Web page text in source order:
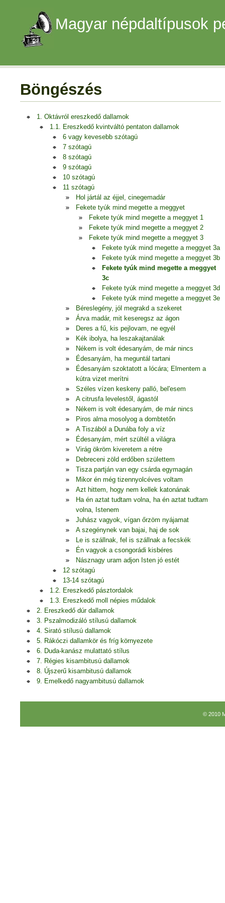
Magyar népdaltípusok
Böngészés
1. Oktávról ereszkedő dallamok
1.1. Ereszkedő kvintváltó pentaton dallamok
6 vagy kevesebb szótagú
7 szótagú
8 szótagú
9 szótagú
10 szótagú
11 szótagú
Hol jártál az éjjel, cinegemadár
Fekete tyúk mind megette a meggyet
Fekete tyúk mind megette a meggyet 1
Fekete tyúk mind megette a meggyet 2
Fekete tyúk mind megette a meggyet 3
Fekete tyúk mind megette a meggyet 3a
Fekete tyúk mind megette a meggyet 3b
Fekete tyúk mind megette a meggyet
3c
Fekete tyúk mind megette a meggyet 3d
Fekete tyúk mind megette a meggyet 3e
Béreslegény, jól megrakd a szekeret
Árva madár, mit keseregsz az ágon
Deres a fű, kis pejlovam, ne egyél
Kék ibolya, ha leszakajtanálak
Nékem is volt édesanyám, de már nincs
Édesanyám, ha meguntál tartani
Édesanyám szoktatott a lócára; Elmentem a
kútra vizet merítni
Széles vízen keskeny palló, bel'esem
A citrusfa levelestől, ágastól
Nékem is volt édesanyám, de már nincs
Piros alma mosolyog a dombtetőn
A Tiszából a Dunába foly a víz
Édesanyám, mért szültél a világra
Virág ökröm kiveretem a rétre
Debreceni zöld erdőben születtem
Tisza partján van egy csárda egymagán
Mikor én még tizennyolcéves voltam
Azt hittem, hogy nem kellek katonának
Ha én aztat tudtam volna, ha én aztat tudtam
volna, Istenem
Juhász vagyok, vígan őrzöm nyájamat
A szegénynek van bajai, haj de sok
Le is szállnak, fel is szállnak a fecskék
Én vagyok a csongorádi kisbéres
Násznagy uram adjon Isten jó estét
12 szótagú
13-14 szótagú
1.2. Ereszkedő pásztordalok
1.3. Ereszkedő moll népies műdalok
2. Ereszkedő dúr dallamok
3. Pszalmodizáló stílusú dallamok
4. Sirató stílusú dallamok
5. Rákóczi dallamkör és fríg környezete
6. Duda-kanász mulattató stílus
7. Régies kisambitusú dallamok
8. Újszerű kisambitusú dallamok
9. Emelkedő nagyambitusú dallamok
© 2010